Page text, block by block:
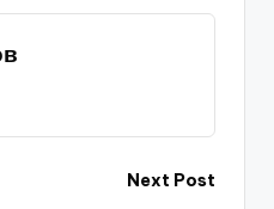
Next Post